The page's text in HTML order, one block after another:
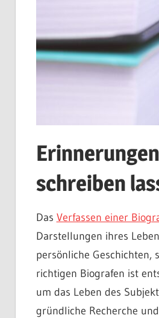
schreiben
Das Verfassen einer
Darstellungen ihres
persönliche Geschichten,
richtigen Biografen ist
um das Leben des
gründliche Recherche